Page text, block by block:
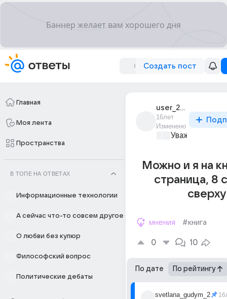
Создать пост
Главная
Моя лента
Пространства
В ТОПЕ НА ОТВЕТАХ
Информационные технологии
А сейчас что-то совсем другое
О любви без купюр
Философский вопрос
Политические дебаты
user_22678420
16лет
Изменено
Уважаемый
Можно и я на
страница, 8
сверху
мнения #книга
0 10
По дате По рейтингу
svetlana_gudym_2